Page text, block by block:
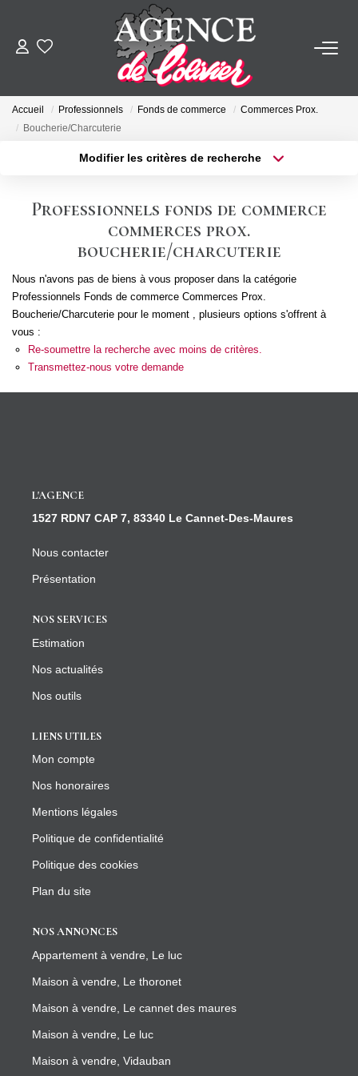
ACHETER
FAIRE GÉRER
NOTRE AGENCE
CONTACT
Accueil Professionnels Fonds de commerce
Commerces Prox.
Boucherie/Charcuterie
Modifier les critères de recherche
Type de bien
Créer une alerte
Professionnels fonds de commerce
commerces prox.
boucherie/charcuterie
Nous n'avons pas de biens à vous proposer dans la catégorie
Professionnels Fonds de commerce Commerces Prox.
Boucherie/Charcuterie pour le moment , plusieurs options s'offrent à
vous :
Re-soumettre la recherche avec moins de critères.
Transmettez-nous votre demande
L'AGENCE
1527 RDN7 CAP 7, 83340 Le Cannet-Des-Maures
Nous contacter
Présentation
NOS SERVICES
Estimation
Nos actualités
Nos outils
LIENS UTILES
Mon compte
Nos honoraires
Mentions légales
Politique de confidentialité
Politique des cookies
Plan du site
NOS ANNONCES
Appartement à vendre, Le luc
Maison à vendre, Le thoronet
Maison à vendre, Le cannet des maures
Maison à vendre, Le luc
Maison à vendre, Vidauban